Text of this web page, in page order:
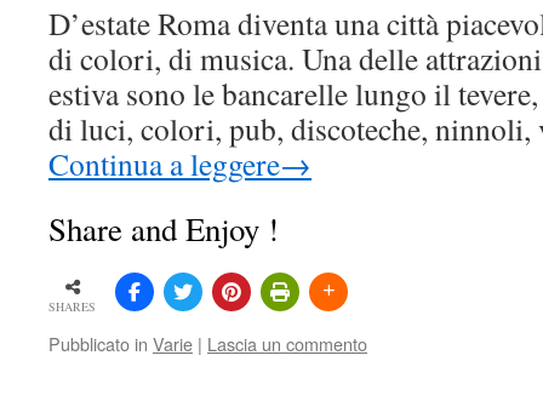
D’estate Roma diventa una città
di colori, di musica. Una delle
estiva sono le bancarelle lungo il
di luci, colori, pub, discoteche,
Continua a leggere→
Share and Enjoy !
SHARES
Pubblicato in Varie | Lascia un commento